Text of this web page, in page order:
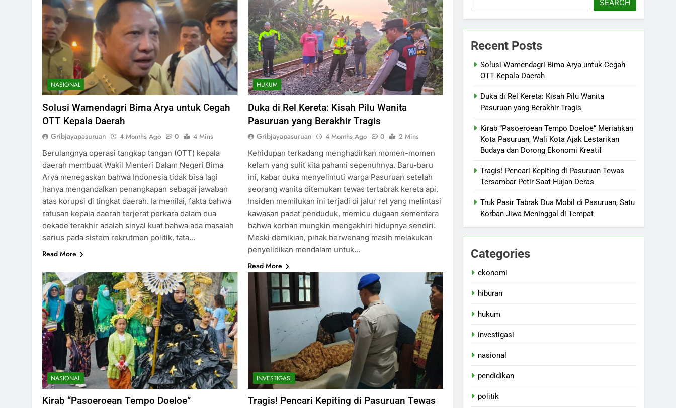
NASIONAL
Solusi Wamendagri Bima Arya untuk Cegah
OTT Kepala Daerah
Gribjayapasuruan 4 Months Ago 0
4 Mins
Berulangnya operasi tangkap tangan (OTT) kepala
daerah membuat Wakil Menteri Dalam Negeri Bima
Arya menegaskan bahwa Indonesia tidak bisa lagi
hanya mengandalkan penangkapan sebagai jawaban
atas korupsi di tingkat daerah. Ia menilai, fakta bahwa
ratusan kepala daerah terjerat perkara dalam dua
dekade terakhir adalah sinyal kuat bahwa ada masalah
serius pada sistem rekrutmen politik, tata…
Read More
HUKUM
Duka di Rel Kereta: Kisah Pilu Wanita
Pasuruan yang Berakhir Tragis
Gribjayapasuruan 4 Months Ago 0
2 Mins
Kehidupan terkadang menghadirkan momen-momen
kelam yang sulit kita pahami sepenuhnya. Baru-baru
ini, kabar duka menyelimuti warga Pasuruan setelah
seorang wanita ditemukan tewas tertabrak kereta api.
Insiden memilukan ini terjadi di jalur rel yang melintasi
kawasan padat penduduk, memicu dugaan sementara
bahwa korban mungkin mengakhiri hidupnya sendiri.
Meski demikian, pihak berwenang masih melakukan
penyelidikan mendalam untuk…
Read More
NASIONAL
Kirab “Pasoeroean Tempo Doeloe”
INVESTIGASI
Tragis! Pencari Kepiting di Pasuruan Tewas
SEARCH
Recent Posts
Solusi Wamendagri Bima Arya untuk Cegah
OTT Kepala Daerah
Duka di Rel Kereta: Kisah Pilu Wanita
Pasuruan yang Berakhir Tragis
Kirab “Pasoeroean Tempo Doeloe” Meriahkan
Kota Pasuruan, Wali Kota Ajak Lestarikan
Budaya dan Dorong Ekonomi Kreatif
Tragis! Pencari Kepiting di Pasuruan Tewas
Tersambar Petir Saat Hujan Deras
Truk Pasir Tabrak Dua Mobil di Pasuruan, Satu
Korban Jiwa Meninggal di Tempat
Categories
ekonomi
hiburan
hukum
investigasi
nasional
pendidikan
politik